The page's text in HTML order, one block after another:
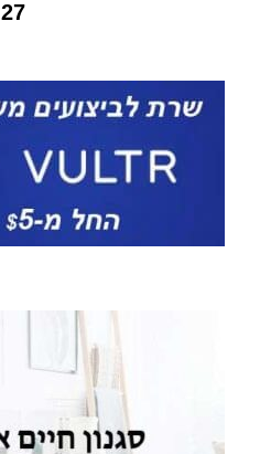
27